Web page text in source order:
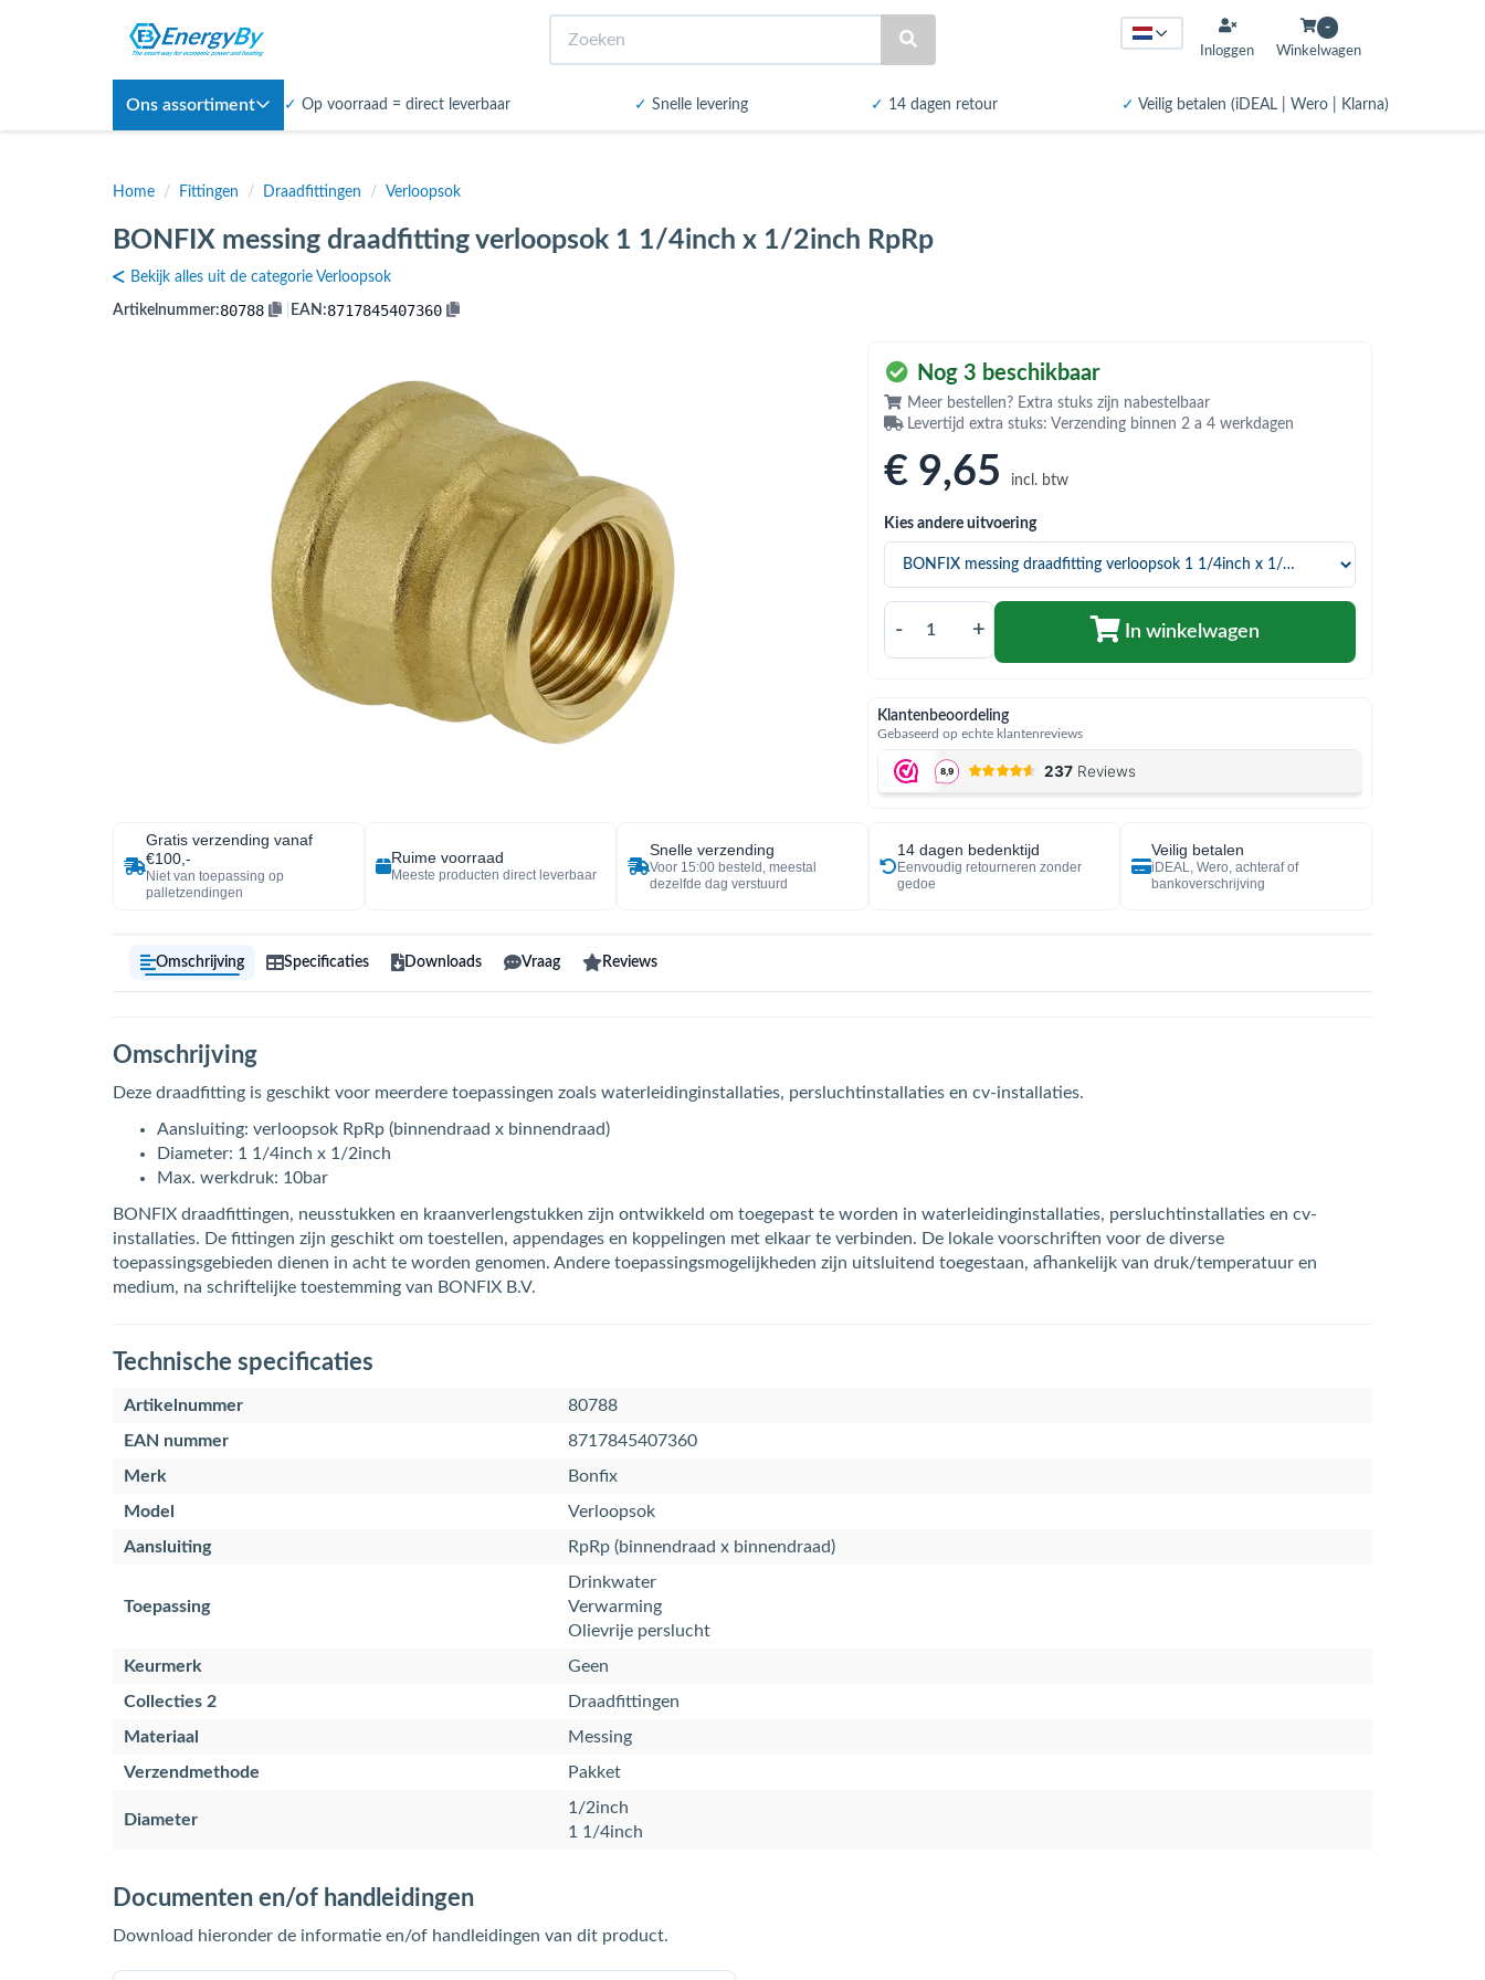
Inloggen
-
Winkelwagen
Ons assortiment ✓ Op voorraad = direct leverbaar ✓ Snelle levering ✓ 14 dagen retour ✓ Veilig betalen (iDEAL | Wero | Klarna)
Home / Fittingen / Draadfittingen / Verloopsok
BONFIX messing draadfitting verloopsok 1 1/4inch x 1/2inch RpRp
Bekijk alles uit de categorie Verloopsok
Artikelnummer:80788 EAN:8717845407360
Nog 3 beschikbaar
Meer bestellen? Extra stuks zijn nabestelbaar
Levertijd extra stuks: Verzending binnen 2 a 4 werkdagen
€ 9,65 incl. btw
Kies andere uitvoering
- + In winkelwagen
Klantenbeoordeling
Gebaseerd op echte klantenreviews
Gratis verzending vanaf
€100,-
Niet van toepassing op
palletzendingen
Ruime voorraad
Meeste producten direct leverbaar
Snelle verzending
Voor 15:00 besteld, meestal
dezelfde dag verstuurd
14 dagen bedenktijd
Eenvoudig retourneren zonder
gedoe
Veilig betalen
iDEAL, Wero, achteraf of
bankoverschrijving
Omschrijving Specificaties Downloads Vraag Reviews
Omschrijving
Deze draadfitting is geschikt voor meerdere toepassingen zoals waterleidinginstallaties, persluchtinstallaties en cv-installaties.
Aansluiting: verloopsok RpRp (binnendraad x binnendraad)
Diameter: 1 1/4inch x 1/2inch
Max. werkdruk: 10bar
BONFIX draadfittingen, neusstukken en kraanverlengstukken zijn ontwikkeld om toegepast te worden in waterleidinginstallaties, persluchtinstallaties en cv-
installaties. De fittingen zijn geschikt om toestellen, appendages en koppelingen met elkaar te verbinden. De lokale voorschriften voor de diverse
toepassingsgebieden dienen in acht te worden genomen. Andere toepassingsmogelijkheden zijn uitsluitend toegestaan, afhankelijk van druk/temperatuur en
medium, na schriftelijke toestemming van BONFIX B.V.
Technische specificaties
Artikelnummer
80788
EAN nummer
8717845407360
Merk
Bonfix
Model
Verloopsok
Aansluiting
RpRp (binnendraad x binnendraad)
Toepassing
Drinkwater
Verwarming
Olievrije perslucht
Keurmerk
Geen
Collecties 2
Draadfittingen
Materiaal
Messing
Verzendmethode
Pakket
Diameter
1/2inch
1 1/4inch
Documenten en/of handleidingen
Download hieronder de informatie en/of handleidingen van dit product.